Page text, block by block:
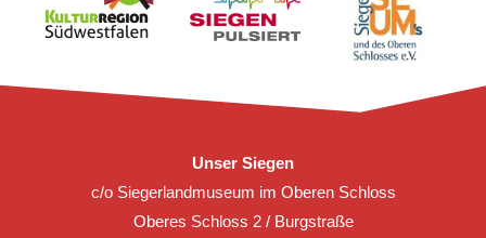
Unser Siegen
c/o Siegerlandmuseum im Oberen Schloss
Oberes Schloss 2 / Burgstraße